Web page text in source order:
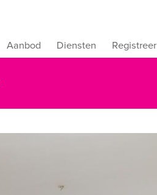
Aanbod Diensten Registreer